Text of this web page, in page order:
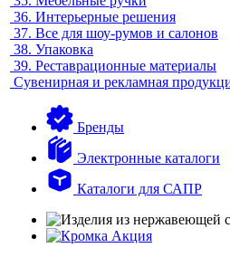
36. Интерьерные решения
37. Все для шоу-румов и салонов
38. Упаковка
39. Реставрационные материалы
Сувенирная и рекламная
Бренды
Электронные каталоги
Каталоги для САПР